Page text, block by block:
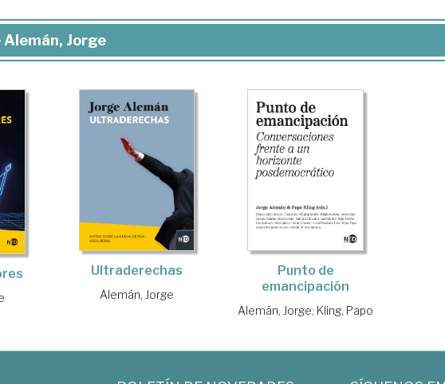
Jorge
Ultraderechas
Alemán, Jorge
Punto de
emancipación
Alemán, Jorge; Kling, Papo